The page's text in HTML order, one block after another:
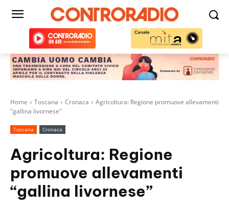
Home Toscana Cronaca
Agricoltura: Regione promuove allevamenti
"gallina livornese"
Toscana Cronaca
Agricoltura: Regione
promuove allevamenti
“gallina livornese”